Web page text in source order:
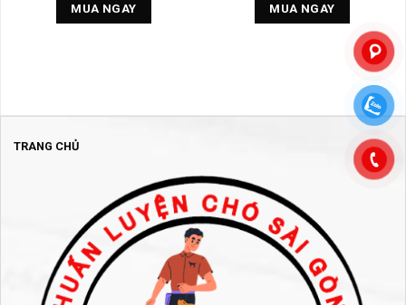
MUA NGAY MUA NGAY
TRANG CHỦ